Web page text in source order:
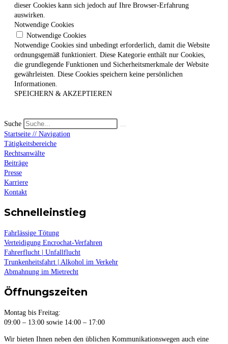
dieser Cookies kann sich jedoch auf Ihre Browser-Erfahrung
auswirken.
Notwendige Cookies
Notwendige Cookies
Notwendige Cookies sind unbedingt erforderlich, damit die Website
ordnungsgemäß funktioniert. Diese Kategorie enthält nur Cookies,
die grundlegende Funktionen und Sicherheitsmerkmale der Website
gewährleisten. Diese Cookies speichern keine persönlichen
Informationen.
SPEICHERN & AKZEPTIEREN
Suche
Startseite // Navigation
Tätigkeitsbereiche
Rechtsanwälte
Beiträge
Presse
Karriere
Kontakt
Schnelleinstieg
Fahrlässige Tötung
Verteidigung Encrochat-Verfahren
Fahrerflucht | Unfallflucht
Trunkenheitsfahrt | Alkohol im Verkehr
Abmahnung im Mietrecht
Öffnungszeiten
Montag bis Freitag:
09:00 – 13:00 sowie 14:00 – 17:00
Wir bieten Ihnen neben den üblichen Kommunikationswegen auch eine